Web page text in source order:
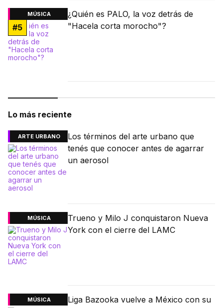
MÚSICA
#5
¿Quién es PALO, la voz detrás de
"Hacela corta morocho"?
Lo más reciente
ARTE URBANO
Los términos del arte urbano que
tenés que conocer antes de agarrar
un aerosol
MÚSICA
Trueno y Milo J conquistaron Nueva
York con el cierre del LAMC
MÚSICA
Liga Bazooka vuelve a México con su